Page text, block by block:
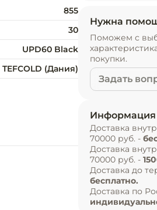
855
30
UPD60 Black
TEFCOLD (Дания)
Нужна
Поможем с
покупки.
Задать
Информация
Доставка
70000 руб. -
Доставка
70000 руб. -
Доставка до
бесплатно.
Доставка по